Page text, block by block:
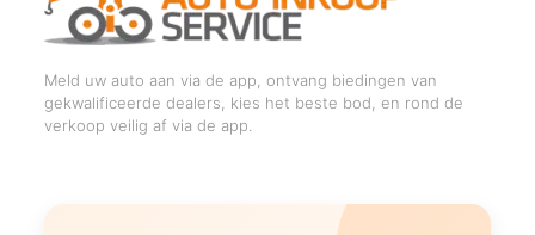
Meld uw auto aan via de app, ontvang biedingen van
gekwalificeerde dealers, kies het beste bod, en rond de
verkoop veilig af via de app.